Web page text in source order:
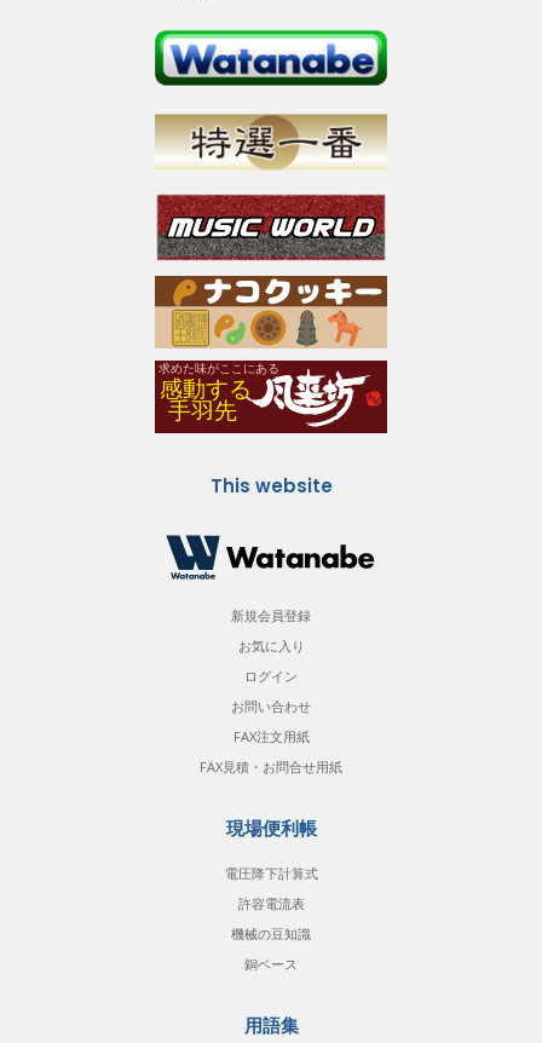
This website
新規会員登録
お気に入り
ログイン
お問い合わせ
FAX注文用紙
FAX見積・お問合せ用紙
現場便利帳
電圧降下計算式
許容電流表
機械の豆知識
銅ベース
用語集